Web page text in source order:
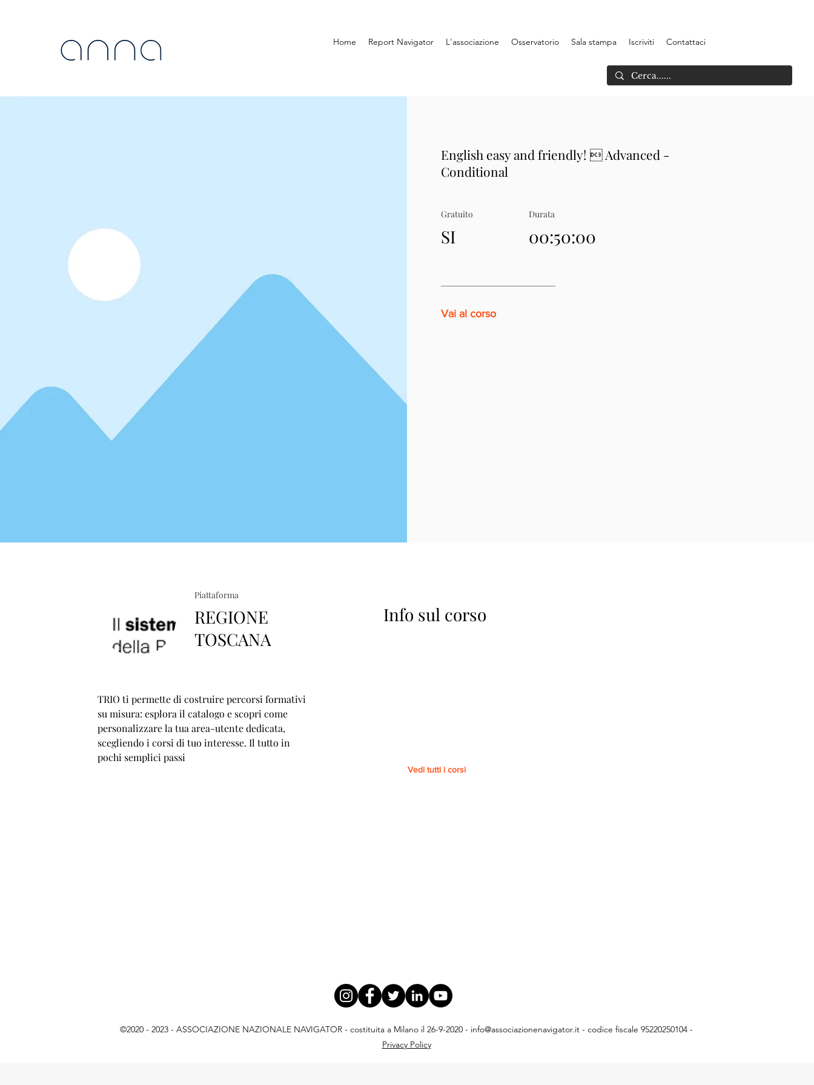
Home Report Navigator L'associazione Osservatorio Sala stampa Iscriviti Contattaci
English easy and friendly!  Advanced -
Conditional
Gratuito
SI
Durata
00:50:00
Vai al corso
Piattaforma
REGIONE
TOSCANA
TRIO ti permette di costruire percorsi formativi
su misura: esplora il catalogo e scopri come
personalizzare la tua area-utente dedicata,
scegliendo i corsi di tuo interesse. Il tutto in
pochi semplici passi
Info sul corso
Vedi tutti i corsi
©2020 - 2023 - ASSOCIAZIONE NAZIONALE NAVIGATOR - costituita a Milano il 26-9-2020 - info@associazionenavigator.it - codice fiscale 95220250104 -
Privacy Policy